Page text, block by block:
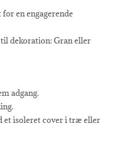
en engagerende
dekoration: Gran eller
adgang.
et isoleret cover i træ eller